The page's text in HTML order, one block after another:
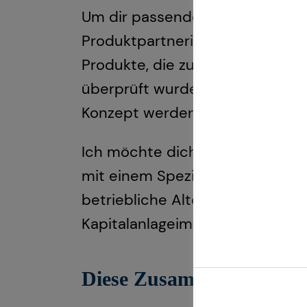
Um dir passende Produkte
Produktpartnerinnen und -
Produkte, die zuvor von
überprüft wurden. So stelle ich
Konzept werden können.
Ich möchte dich in jeder
mit einem Spezialisten-
betriebliche Altersversorgung,
Kapitalanlageimmobilien.
Diese Zusammenarbeit